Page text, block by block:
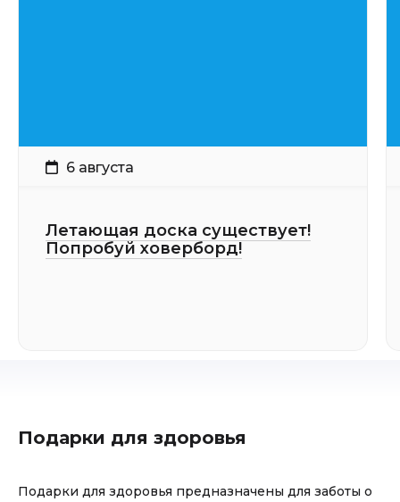
6 августа
Летающая доска существует!
Попробуй ховерборд!
Подарки для здоровья
Подарки для здоровья предназначены для заботы о